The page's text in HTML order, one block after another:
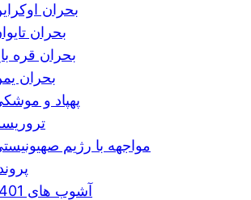
بحران
بحران
بحران قره
بحران
پهپاد و
مواجهه با رژیم
آشوب های 1401